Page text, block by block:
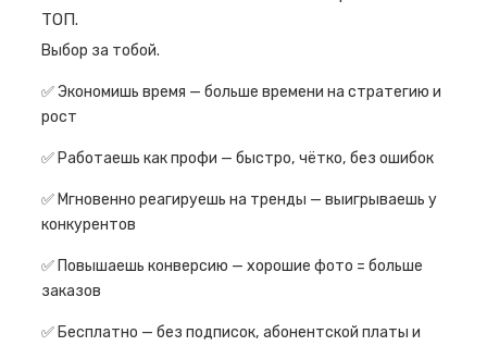
ТОП.
Выбор за тобой.
✅ Экономишь время — больше времени на стратегию и
рост
✅ Работаешь как профи — быстро, чётко, без ошибок
✅ Мгновенно реагируешь на тренды — выигрываешь у
конкурентов
✅ Повышаешь конверсию — хорошие фото = больше
заказов
✅ Бесплатно — без подписок, абонентской платы и